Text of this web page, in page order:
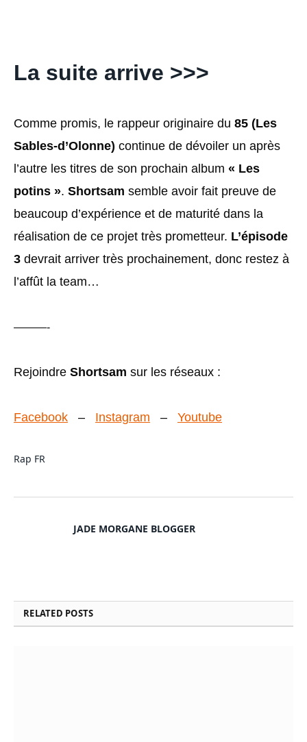
La suite arrive >>>
Comme promis, le rappeur originaire du 85 (Les
Sables-d’Olonne) continue de dévoiler un après
l’autre les titres de son prochain album « Les
potins ». Shortsam semble avoir fait preuve de
beaucoup d’expérience et de maturité dans la
réalisation de ce projet très prometteur. L’épisode
3 devrait arriver très prochainement, donc restez à
l’affût la team…
———-
Rejoindre Shortsam sur les réseaux :
Facebook – Instagram – Youtube
Rap FR
JADE MORGANE BLOGGER
RELATED POSTS